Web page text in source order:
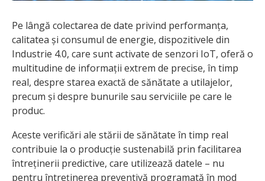
Pe lângă colectarea de date privind performanța,
calitatea și consumul de energie, dispozitivele din
Industrie 4.0, care sunt activate de senzori IoT, oferă o
multitudine de informații extrem de precise, în timp
real, despre starea exactă de sănătate a utilajelor,
precum și despre bunurile sau serviciile pe care le
produc.
Aceste verificări ale stării de sănătate în timp real
contribuie la o producție sustenabilă prin facilitarea
întreținerii predictive, care utilizează datele – nu
pentru întreținerea preventivă programată în mod